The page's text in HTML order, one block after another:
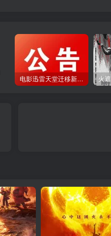
电影迅雷天堂迁移新服务器,正常更新，维护完毕!